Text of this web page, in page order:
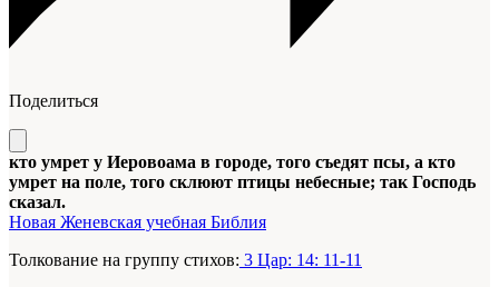
Поделиться
кто умрет у Иеровоама в городе, того съедят псы, а кто
умрет на поле, того склюют птицы небесные; так Господь
сказал.
Новая Женевская учебная Библия
Толкование на группу стихов: 3 Цар: 14: 11-11